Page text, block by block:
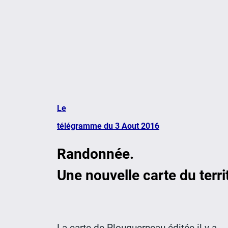
Le
télégramme du 3 Aout 2016
Randonnée.
Une nouvelle carte du